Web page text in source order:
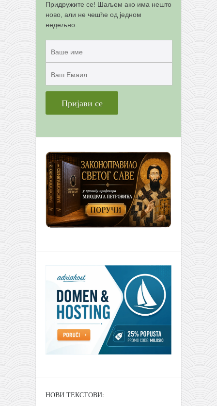
Придружите се! Шаљем ако има нешто
ново, али не чешће од једном
недељно.
НОВИ ТЕКСТОВИ: